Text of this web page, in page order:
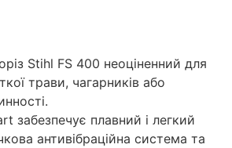
Stihl FS 400 неоціненний для
трави, чагарників або
забезпечує плавний і легкий
антивібраційна система та